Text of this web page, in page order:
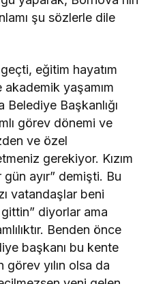
şu sözlerle dile
eğitim hayatım
yaşamım
Başkanlığı
görev dönemi ve
ve özel
gerekiyor. Kızım
ayır” demişti. Bu
vatandaşlar beni
diyorlar ama
Benden önce
başkanı bu kente
yılın olsa da